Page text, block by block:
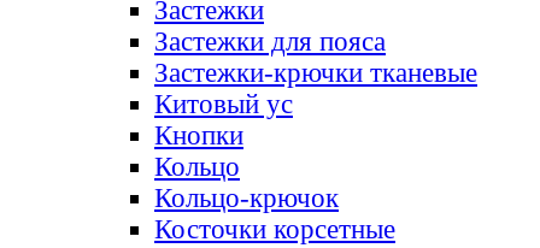
Застежки
Застежки для пояса
Застежки-крючки тканевые
Китовый ус
Кнопки
Кольцо
Кольцо-крючок
Косточки корсетные